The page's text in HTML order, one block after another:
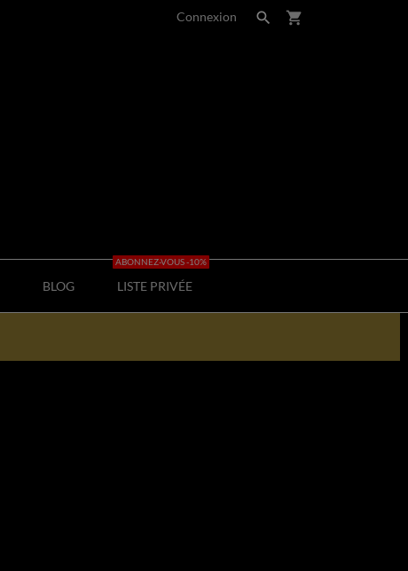
Connexion  shopping_cart
BLOG LISTE PRIVÉE
ABONNEZ-VOUS -10%